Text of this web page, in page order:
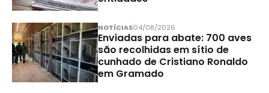
NOTÍCIAS04/08/2026
Enviadas para abate: 700 aves
são recolhidas em sítio de
cunhado de Cristiano Ronaldo
em Gramado